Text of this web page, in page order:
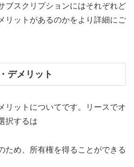
ブスクリプションにはそれぞれど
リットがあるのかをより詳細にご
デメリット
リットについてです。リースでオ
択するは
ため、所有権を得ることができる